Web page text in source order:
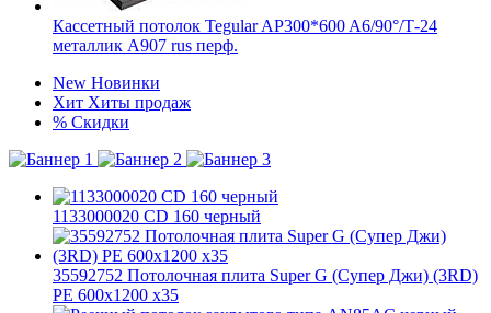
Кассетный потолок Tegular AP300*600 A6/90°/Т-24
металлик А907 rus перф.
New Новинки
Хит Хиты продаж
% Скидки
1133000020 CD 160 черный
35592752 Потолочная плита Super G (Супер Джи) (3RD)
PE 600x1200 x35